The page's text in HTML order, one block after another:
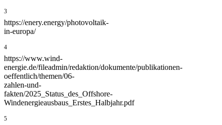
3
https://enery.energy/photovoltaik-
in-europa/
4
https://www.wind-
energie.de/fileadmin/redaktion/dokumente/publikationen-
oeffentlich/themen/06-
zahlen-und-
fakten/2025_Status_des_Offshore-
Windenergieausbaus_Erstes_Halbjahr.pdf
5